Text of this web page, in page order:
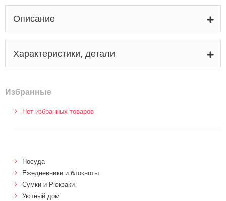
Описание
Характеристики, детали
Избранные
Нет избранных товаров
Посуда
Ежедневники и блокноты
Сумки и Рюкзаки
Уютный дом